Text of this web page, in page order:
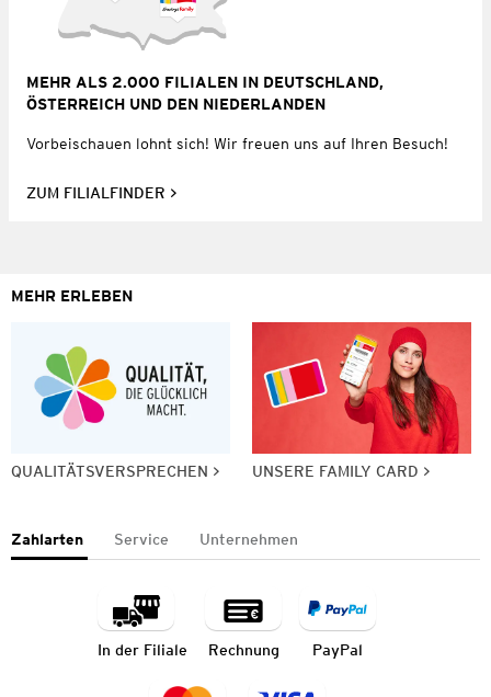
MEHR ALS 2.000 FILIALEN IN DEUTSCHLAND,
ÖSTERREICH UND DEN NIEDERLANDEN
Vorbeischauen lohnt sich! Wir freuen uns auf Ihren Besuch!
ZUM FILIALFINDER
MEHR ERLEBEN
QUALITÄTSVERSPRECHEN UNSERE FAMILY CARD
Zahlarten Service Unternehmen
In der Filiale Rechnung PayPal